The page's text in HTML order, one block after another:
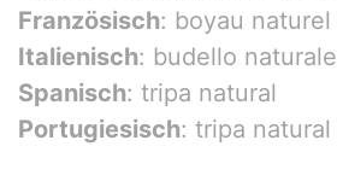
Französisch: boyau naturel
Italienisch: budello naturale
Spanisch: tripa natural
Portugiesisch: tripa natural